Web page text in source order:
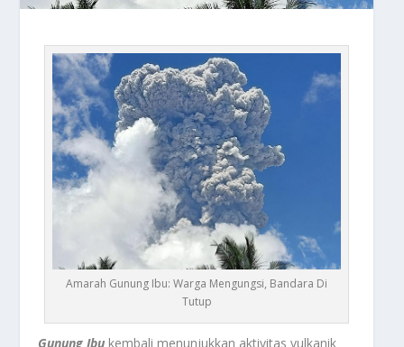
Amarah Gunung Ibu: Warga Mengungsi, Bandara Di
Tutup
Gunung Ibu kembali menunjukkan aktivitas vulkanik